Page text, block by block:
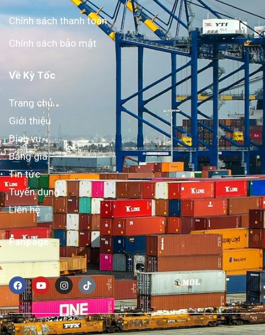
Chính sách thanh toán
Chính sách bảo mật
Về Kỳ Tốc
Trang chủ
Giới thiệu
Dịch vụ
Bảng giá
Tin tức
Tuyển dụng
Liên hệ
Fanpage